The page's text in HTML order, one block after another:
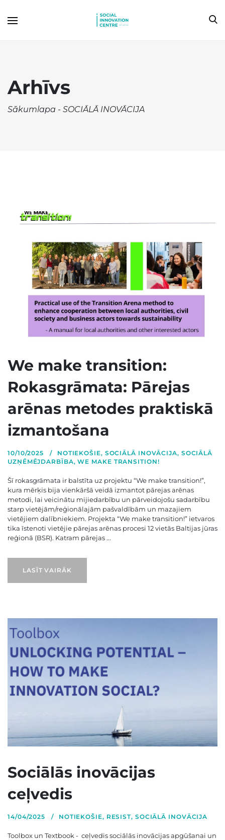
Arhīvs
Sākumlapa - SOCIĀLĀ INOVĀCIJA
We make transition:
Rokasgrāmata: Pārejas
arēnas metodes praktiskā
izmantošana
10/10/2025 NOTIEKOŠIE, SOCIĀLĀ INOVĀCIJA, SOCIĀLĀ
UZŅĒMĒJDARBĪBA,WE MAKE TRANSITION!
Šī rokasgrāmata ir balstīta uz projektu “We make transition!”,
kura mērķis bija vienkāršā veidā izmantot pārejas arēnas
metodi, lai veicinātu mijiedarbību un pārveidojošu sadarbību
starp vietējām/reģionālajām pašvaldībām un mazajiem
vietējiem dalībniekiem. Projekta “We make transition!” ietvaros
tika īstenoti vietējie pārejas arēnas procesi 12 vietās Baltijas jūras
reģionā (BSR). Katram pārejas ...
LASĪT VAIRĀK
Sociālās inovācijas
ceļvedis
14/04/2025 NOTIEKOŠIE, RESIST, SOCIĀLĀ INOVĀCIJA
Toolbox un Textbook - ceļvedis sociālās inovācijas apgūšanai un